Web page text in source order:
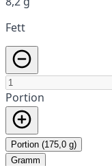
Fett
Portion
Portion (175,0 g)
Gramm